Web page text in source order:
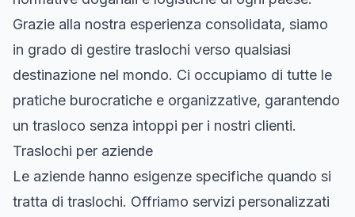
Grazie alla nostra esperienza consolidata, siamo
in grado di gestire traslochi verso qualsiasi
destinazione nel mondo. Ci occupiamo di tutte le
pratiche burocratiche e organizzative, garantendo
un trasloco senza intoppi per i nostri clienti.
Traslochi per aziende
Le aziende hanno esigenze specifiche quando si
tratta di traslochi. Offriamo servizi personalizzati